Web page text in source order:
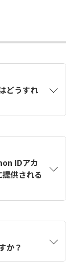
どうすれ
Canon IDとは
？をご確認く
IDアカ
供される
アカウントを
報を使用して
ます。
か？